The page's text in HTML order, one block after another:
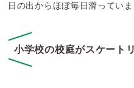
日の出からほぼ毎日滑っていま
小学校の校庭がスケート